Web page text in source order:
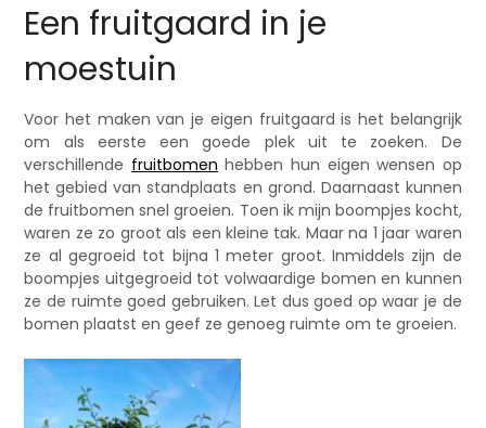
Een fruitgaard in je
moestuin
Voor het maken van je eigen fruitgaard is het belangrijk
om als eerste een goede plek uit te zoeken. De
verschillende fruitbomen hebben hun eigen wensen op
het gebied van standplaats en grond. Daarnaast kunnen
de fruitbomen snel groeien. Toen ik mijn boompjes kocht,
waren ze zo groot als een kleine tak. Maar na 1 jaar waren
ze al gegroeid tot bijna 1 meter groot. Inmiddels zijn de
boompjes uitgegroeid tot volwaardige bomen en kunnen
ze de ruimte goed gebruiken. Let dus goed op waar je de
bomen plaatst en geef ze genoeg ruimte om te groeien.